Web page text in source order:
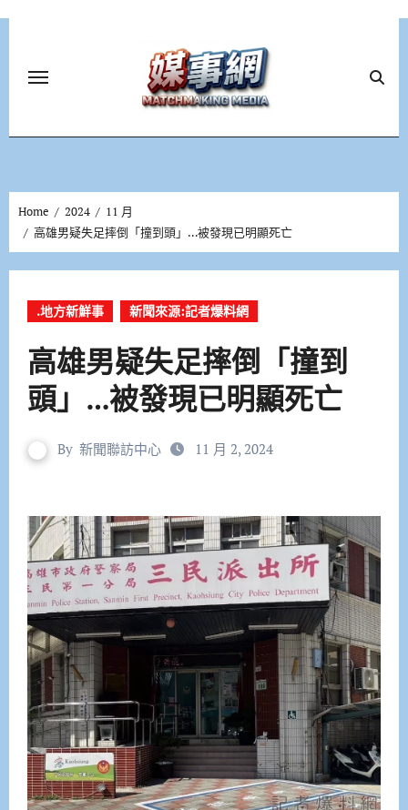
Home 2024
11 月
高雄男疑失足摔倒「撞到頭」…被發現已明顯死亡
.地方新鮮事 新聞來源:記者爆料網
高雄男疑失足摔倒「撞到
頭」…被發現已明顯死亡
By 新聞聯訪中心 11 月 2, 2024